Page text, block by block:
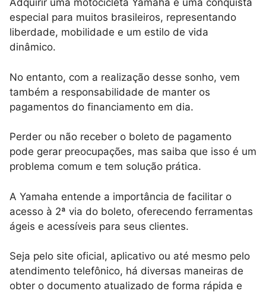
Adquirir uma motocicleta Yamaha é uma conquista
especial para muitos brasileiros, representando
liberdade, mobilidade e um estilo de vida
dinâmico.
No entanto, com a realização desse sonho, vem
também a responsabilidade de manter os
pagamentos do financiamento em dia.
Perder ou não receber o boleto de pagamento
pode gerar preocupações, mas saiba que isso é um
problema comum e tem solução prática.
A Yamaha entende a importância de facilitar o
acesso à 2ª via do boleto, oferecendo ferramentas
ágeis e acessíveis para seus clientes.
Seja pelo site oficial, aplicativo ou até mesmo pelo
atendimento telefônico, há diversas maneiras de
obter o documento atualizado de forma rápida e